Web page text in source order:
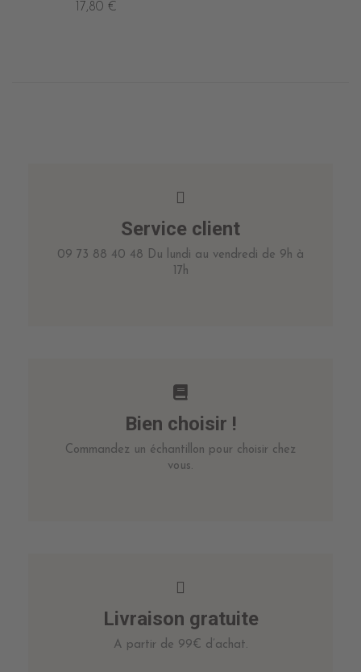
17,80 €
Service client
09 73 88 40 48 Du lundi au vendredi de 9h à
17h
Bien choisir !
Commandez un échantillon pour choisir chez
vous.
Livraison gratuite
A partir de 99€ d’achat.